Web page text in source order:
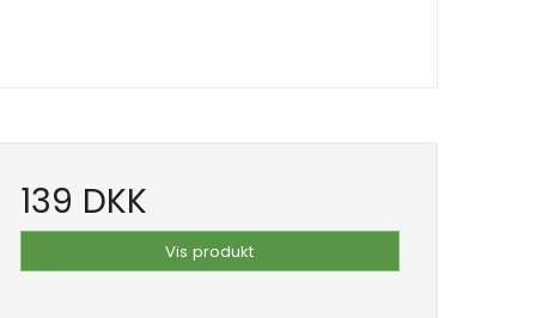
139 DKK
Vis produkt